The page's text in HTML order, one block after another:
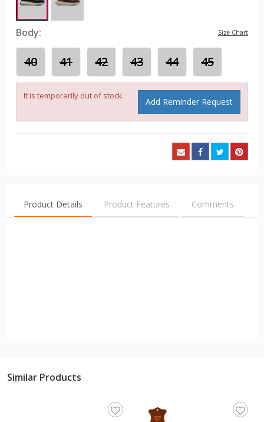
Body: Size Chart
40 41 42 43 44 45
It is temporarily out of stock.
Add Reminder Request
Product Details Product Features Comments
Similar Products